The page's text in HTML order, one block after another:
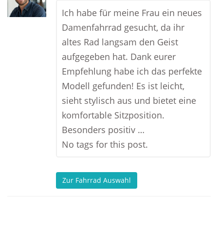
Ich habe für meine Frau ein neues
Damenfahrrad gesucht, da ihr
altes Rad langsam den Geist
aufgegeben hat. Dank eurer
Empfehlung habe ich das perfekte
Modell gefunden! Es ist leicht,
sieht stylisch aus und bietet eine
komfortable Sitzposition.
Besonders positiv …
No tags for this post.
Zur Fahrrad Auswahl